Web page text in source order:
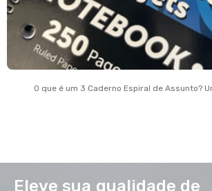
O que é um 3 Caderno Espiral de Assunto?
Eleve sua qualidade de